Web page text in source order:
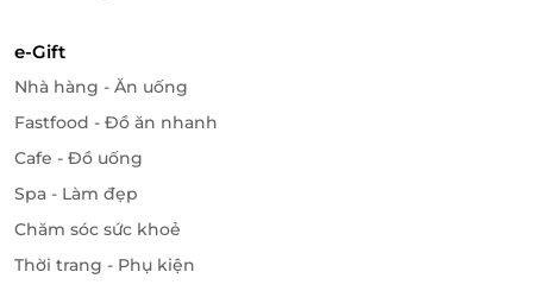
e-Gift
Nhà hàng - Ăn uống
Fastfood - Đồ ăn nhanh
Cafe - Đồ uống
Spa - Làm đẹp
Chăm sóc sức khoẻ
Thời trang - Phụ kiện